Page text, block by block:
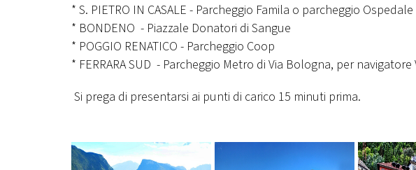
* S. PIETRO IN CASALE - Parcheggio Famila o parcheggio
* BONDENO - Piazzale Donatori di Sangue
* POGGIO RENATICO - Parcheggio Coop
* FERRARA SUD - Parcheggio Metro di Via Bologna, per
Si prega di presentarsi ai punti di carico 15 minuti prima.